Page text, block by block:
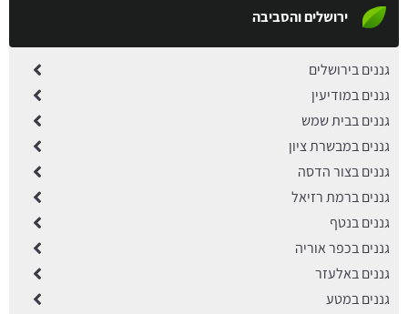
ירושלים והסביבה
גננים בירושלים
גננים במודיעין
גננים בבית שמש
גננים במבשרת ציון
גננים בצור הדסה
גננים ברמת רזיאל
גננים בנטף
גננים בכפר אוריה
גננים באלעזר
גננים במטע